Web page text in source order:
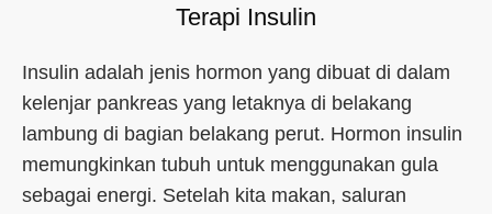
Terapi Insulin
Insulin adalah jenis hormon yang dibuat di dalam
kelenjar pankreas yang letaknya di belakang
lambung di bagian belakang perut. Hormon insulin
memungkinkan tubuh untuk menggunakan gula
sebagai energi. Setelah kita makan, saluran